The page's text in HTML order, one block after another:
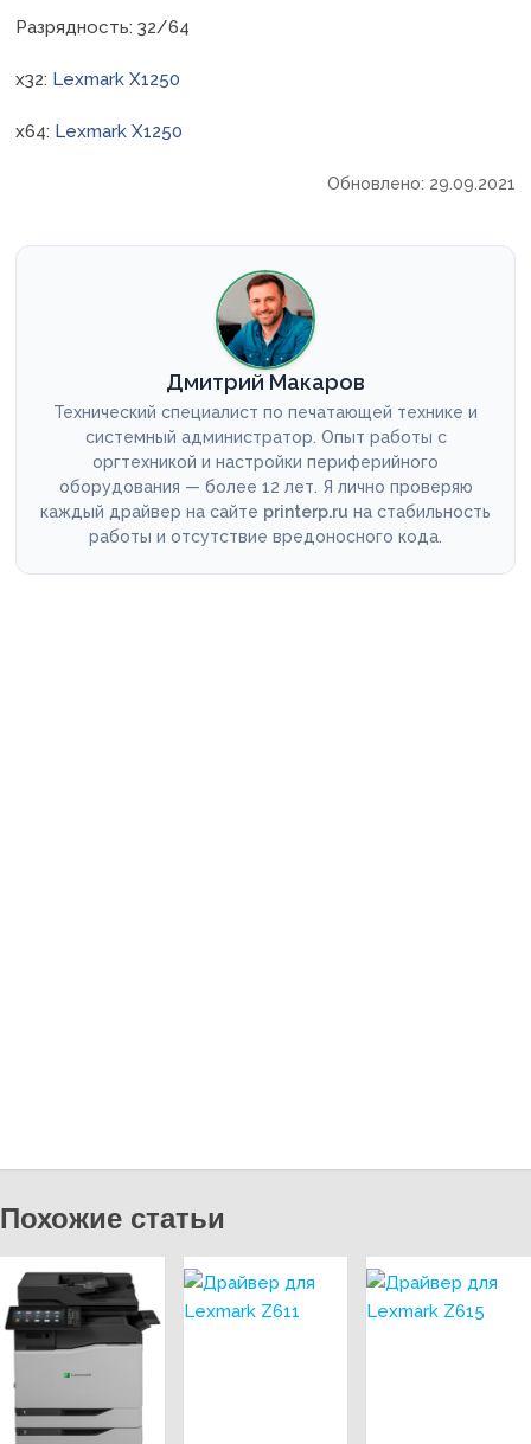
Разрядность: 32/64
x32: Lexmark X1250
x64: Lexmark X1250
Обновлено: 29.09.2021
Дмитрий Макаров
Технический специалист по печатающей технике и
системный администратор. Опыт работы с
оргтехникой и настройки периферийного
оборудования — более 12 лет. Я лично проверяю
каждый драйвер на сайте printerp.ru на стабильность
работы и отсутствие вредоносного кода.
Похожие статьи